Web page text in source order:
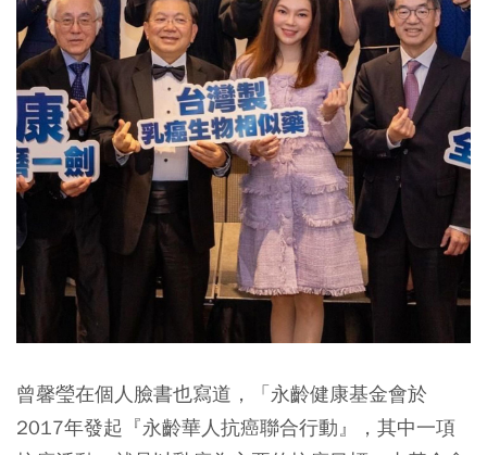
曾馨瑩在個人臉書也寫道，「永齡健康基金會於
2017年發起『永齡華人抗癌聯合行動』，其中一項